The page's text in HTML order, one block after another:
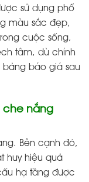
sử dụng phổ
màu sắc đẹp,
cuộc sống,
tâm, dù chính
báo giá sau
che nắng
Bên cạnh đó,
huy hiệu quả
hạ tầng được